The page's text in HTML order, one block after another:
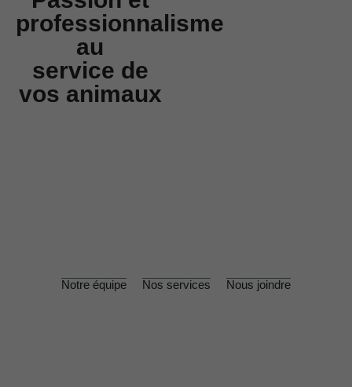
professionnalisme
au
service de
vos animaux
Notre équipe Nos services Nous joindre